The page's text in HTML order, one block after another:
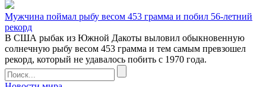
Мужчина поймал рыбу весом 453 грамма и побил 56-летний
рекорд
В США рыбак из Южной Дакоты выловил обыкновенную
солнечную рыбу весом 453 грамма и тем самым превзошел
рекорд, который не удавалось побить с 1970 года.